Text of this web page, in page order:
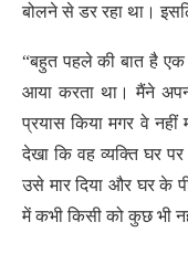
बोलने से डर रहा था।
“बहुत पहले की बात है एक
आया करता था। मैंने
प्रयास किया मगर वे
देखा कि वह व्यक्ति घर
उसे मार दिया और घर के
में कभी किसी को कुछ भी